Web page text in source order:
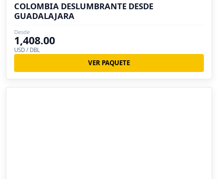
COLOMBIA DESLUMBRANTE DESDE
GUADALAJARA
Desde
1,408.00
USD / DBL
VER PAQUETE